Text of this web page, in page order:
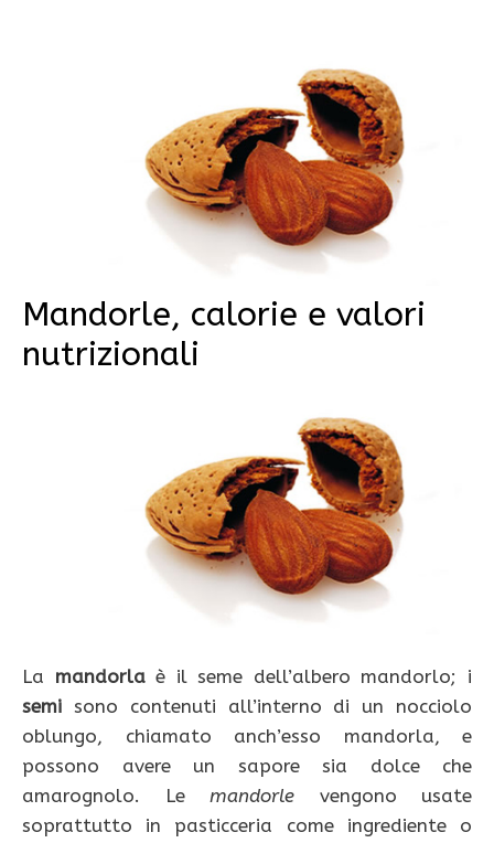
Mandorle, calorie e valori
nutrizionali
La mandorlaè il seme dell’albero mandorlo; i
semi sono contenuti all’interno di un nocciolo
oblungo, chiamato anch’esso mandorla, e
possono avere un sapore sia dolce che
amarognolo. Le mandorle vengono usate
soprattutto in pasticceria come ingrediente o